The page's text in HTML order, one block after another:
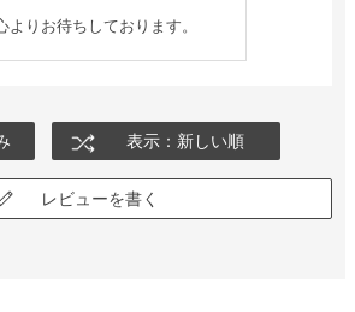
よりお待ちしております。
表示：新しい順
レビューを書く